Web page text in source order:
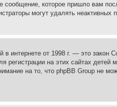
которое пришло вам
могут удалять
интернете от 1998 г. — это
на этих сайтах
на то, что phpBB Group не